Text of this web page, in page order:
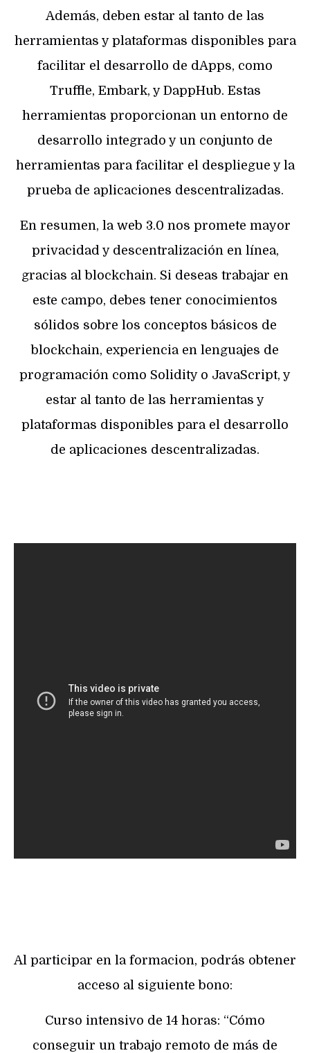
Además, deben estar al tanto de las
herramientas y plataformas disponibles para
facilitar el desarrollo de dApps, como
Truffle, Embark, y DappHub. Estas
herramientas proporcionan un entorno de
desarrollo integrado y un conjunto de
herramientas para facilitar el despliegue y la
prueba de aplicaciones descentralizadas.
En resumen, la web 3.0 nos promete mayor
privacidad y descentralización en línea,
gracias al blockchain. Si deseas trabajar en
este campo, debes tener conocimientos
sólidos sobre los conceptos básicos de
blockchain, experiencia en lenguajes de
programación como Solidity o JavaScript, y
estar al tanto de las herramientas y
plataformas disponibles para el desarrollo
de aplicaciones descentralizadas.
Al participar en la formacion, podrás obtener
acceso al siguiente bono:
Curso intensivo de 14 horas: “Cómo
conseguir un trabajo remoto de más de